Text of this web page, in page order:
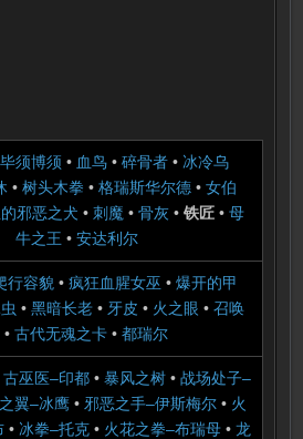
毕须博须 • 血鸟 •碎骨者 • 冰冷乌
•树头木拳 •格瑞斯华尔德 •女伯
邪恶之犬 • 刺魔 • 骨灰• 铁匠• 母
牛之王 • 安达利尔
行容貌 • 疯狂血腥女巫 • 爆开的甲
• 黑暗长老• 牙皮 • 火之眼 • 召唤
•古代无魂之卡 •都瑞尔
古巫医–印都• 暴风之树• 战场处子–
翼–冰鹰• 邪恶之手–伊斯梅尔• 火
• 冰拳–托克• 火花之拳–布瑞母• 龙